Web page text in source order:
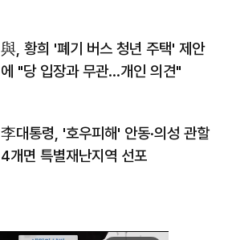
與, 황희 '폐기 버스 청년 주택' 제안
에 "당 입장과 무관…개인 의견"
李대통령, '호우피해' 안동·의성 관할
4개면 특별재난지역 선포